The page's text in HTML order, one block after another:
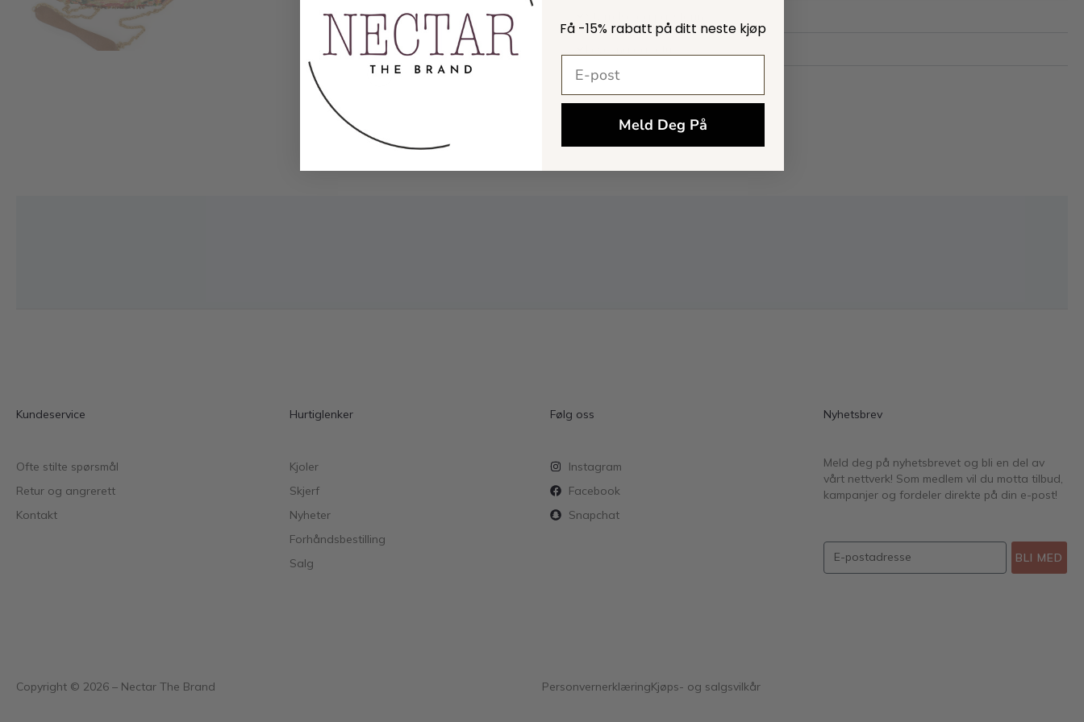
Kundeservice
Ofte stilte spørsmål
Retur og angrerett
Kontakt
Hurtiglenker
Kjoler
Skjerf
Nyheter
Forhåndsbestilling
Salg
Følg oss
Instagram
Facebook
Snapchat
Nyhetsbrev
Meld deg på nyhetsbrevet og bli en del av
vårt nettverk! Som medlem vil du motta tilbud,
kampanjer og fordeler direkte på din e-post!
BLI MED
Copyright © 2026 – Nectar The Brand PersonvernerklæringKjøps- og salgsvilkår
Få -15% rabatt på ditt neste kjøp
Meld Deg På